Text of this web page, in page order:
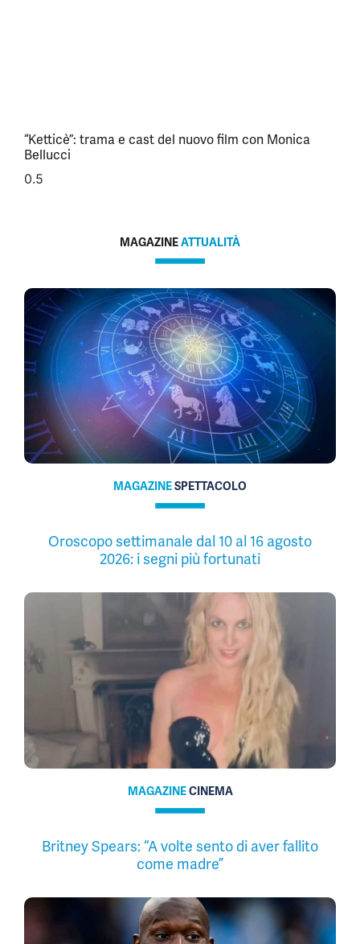
“Ketticè”: trama e cast del nuovo film con Monica
Bellucci
MAGAZINEATTUALITÀ
MAGAZINESPETTACOLO
Oroscopo settimanale dal 10 al 16 agosto
2026: i segni più fortunati
MAGAZINECINEMA
Britney Spears: “A volte sento di aver fallito
come madre”